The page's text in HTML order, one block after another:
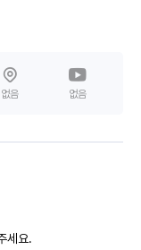
없음 없음
세요.